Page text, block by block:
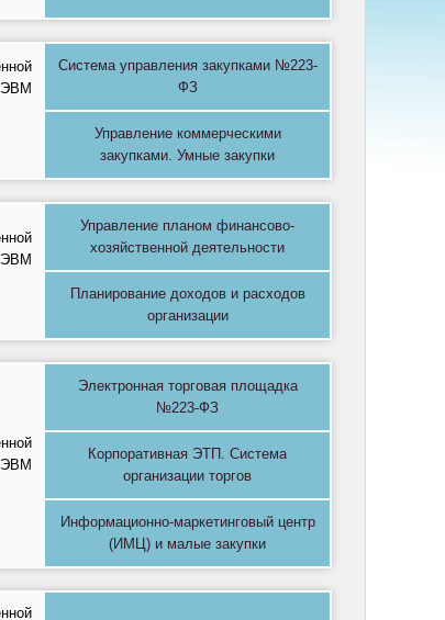
Система управления закупками №223-
ФЗ
Управление коммерческими
закупками. Умные закупки
Управление планом финансово-
хозяйственной деятельности
Планирование доходов и расходов
организации
Электронная торговая площадка
№223-ФЗ
Корпоративная ЭТП. Система
организации торгов
Информационно-маркетинговый центр
(ИМЦ) и малые закупки